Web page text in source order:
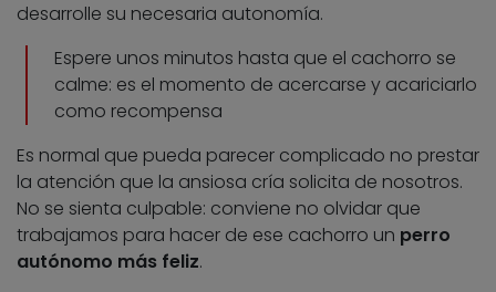
desarrolle su necesaria autonomía.
Espere unos minutos hasta que el cachorro se
calme: es el momento de acercarse y acariciarlo
como recompensa
Es normal que pueda parecer complicado no prestar
la atención que la ansiosa cría solicita de nosotros.
No se sienta culpable: conviene no olvidar que
trabajamos para hacer de ese cachorro un perro
autónomo más feliz.